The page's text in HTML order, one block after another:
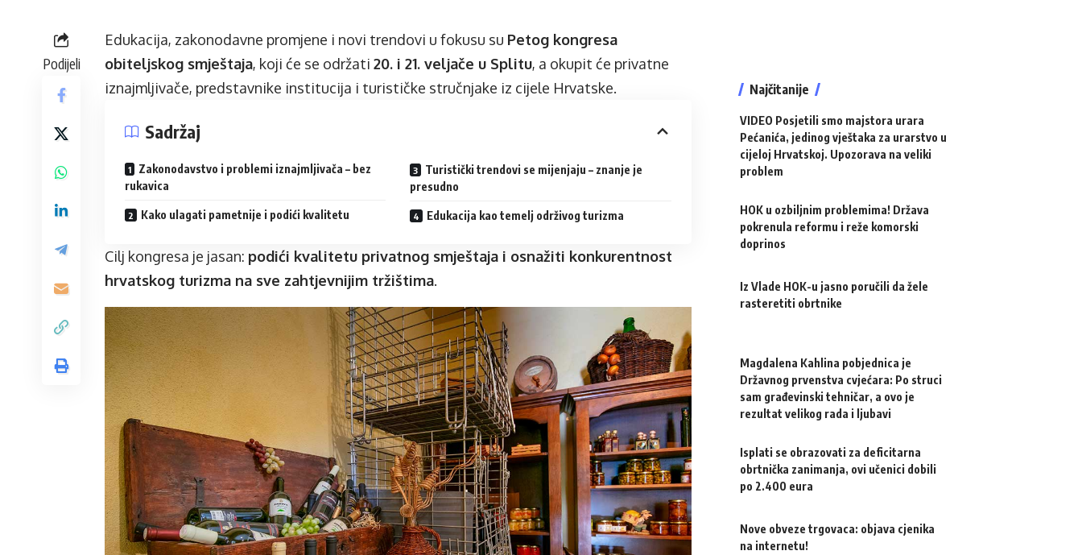
Podijeli
Edukacija, zakonodavne promjene i novi trendovi u fokusu su Petog kongresa
obiteljskog smještaja, koji će se održati 20. i 21. veljače u Splitu, a okupit će privatne
iznajmljivače, predstavnike institucija i turističke stručnjake iz cijele Hrvatske.
Sadržaj
Zakonodavstvo i problemi iznajmljivača – bez
rukavica
Kako ulagati pametnije i podići kvalitetu
Turistički trendovi se mijenjaju – znanje je
presudno
Edukacija kao temelj održivog turizma
Cilj kongresa je jasan: podići kvalitetu privatnog smještaja i osnažiti konkurentnost
hrvatskog turizma na sve zahtjevnijim tržištima.
Najčitanije
VIDEO Posjetili smo majstora urara
Pećanića, jedinog vještaka za urarstvo u
cijeloj Hrvatskoj. Upozorava na veliki
problem
HOK u ozbiljnim problemima! Država
pokrenula reformu i reže komorski
doprinos
Iz Vlade HOK-u jasno poručili da žele
rasteretiti obrtnike
Magdalena Kahlina pobjednica je
Državnog prvenstva cvjećara: Po struci
sam građevinski tehničar, a ovo je
rezultat velikog rada i ljubavi
Isplati se obrazovati za deficitarna
obrtnička zanimanja, ovi učenici dobili
po 2.400 eura
Nove obveze trgovaca: objava cjenika
na internetu!